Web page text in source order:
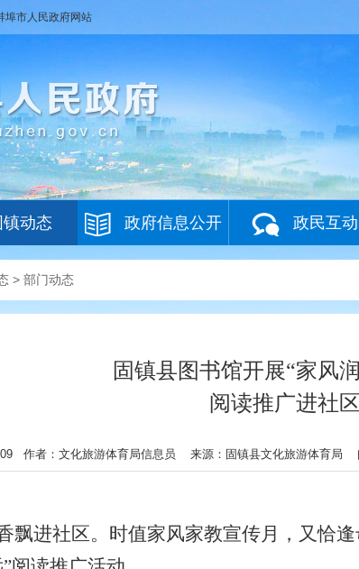
埠市人民政府网站
镇动态 政府信息公开 政民互动
> 部门动态
固镇县图书馆开展“家风
阅读推广进社
作者：文化旅游体育局信息员 来源：固镇县文化旅游体育局
飘进社区。时值家风家教宣传月，又恰逢